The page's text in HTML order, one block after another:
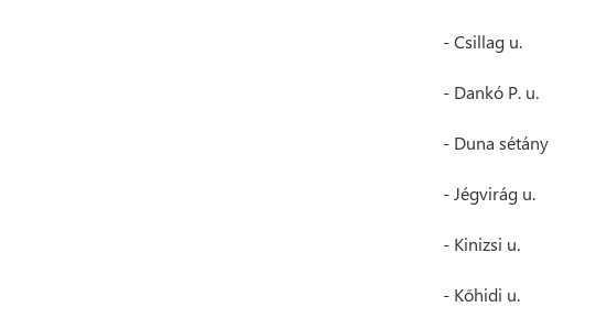
- Csillag u.
- Dankó P. u.
- Duna sétány
- Jégvirág u.
- Kinizsi u.
- Kőhidi u.